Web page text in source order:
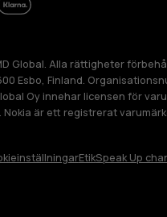
Global. Alla rättigheter
Esbo, Finland.
Oy innehar licensen för
Nokia är ett registrerat
EtikSpeak Up